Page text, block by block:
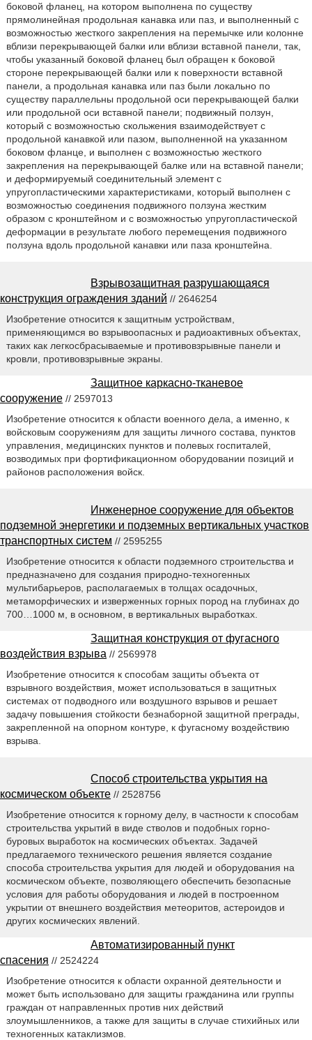
боковой фланец, на котором выполнена по существу
прямолинейная продольная канавка или паз, и выполненный с
возможностью жесткого закрепления на перемычке или колонне
вблизи перекрывающей балки или вблизи вставной панели, так,
чтобы указанный боковой фланец был обращен к боковой
стороне перекрывающей балки или к поверхности вставной
панели, а продольная канавка или паз были локально по
существу параллельны продольной оси перекрывающей балки
или продольной оси вставной панели; подвижный ползун,
который с возможностью скольжения взаимодействует с
продольной канавкой или пазом, выполненной на указанном
боковом фланце, и выполнен с возможностью жесткого
закрепления на перекрывающей балке или на вставной панели;
и деформируемый соединительный элемент с
упругопластическими характеристиками, который выполнен с
возможностью соединения подвижного ползуна жестким
образом с кронштейном и с возможностью упругопластической
деформации в результате любого перемещения подвижного
ползуна вдоль продольной канавки или паза кронштейна.
Взрывозащитная разрушающаяся
конструкция ограждения зданий // 2646254
Изобретение относится к защитным устройствам,
применяющимся во взрывоопасных и радиоактивных объектах,
таких как легкосбрасываемые и противовзрывные панели и
кровли, противовзрывные экраны.
Защитное каркасно-тканевое
сооружение // 2597013
Изобретение относится к области военного дела, а именно, к
войсковым сооружениям для защиты личного состава, пунктов
управления, медицинских пунктов и полевых госпиталей,
возводимых при фортификационном оборудовании позиций и
районов расположения войск.
Инженерное сооружение для объектов
подземной энергетики и подземных вертикальных участков
транспортных систем // 2595255
Изобретение относится к области подземного строительства и
предназначено для создания природно-техногенных
мультибарьеров, располагаемых в толщах осадочных,
метаморфических и изверженных горных пород на глубинах до
700…1000 м, в основном, в вертикальных выработках.
Защитная конструкция от фугасного
воздействия взрыва // 2569978
Изобретение относится к способам защиты объекта от
взрывного воздействия, может использоваться в защитных
системах от подводного или воздушного взрывов и решает
задачу повышения стойкости безнаборной защитной преграды,
закрепленной на опорном контуре, к фугасному воздействию
взрыва.
Способ строительства укрытия на
космическом объекте // 2528756
Изобретение относится к горному делу, в частности к способам
строительства укрытий в виде стволов и подобных горно-
буровых выработок на космических объектах. Задачей
предлагаемого технического решения является создание
способа строительства укрытия для людей и оборудования на
космическом объекте, позволяющего обеспечить безопасные
условия для работы оборудования и людей в построенном
укрытии от внешнего воздействия метеоритов, астероидов и
других космических явлений.
Автоматизированный пункт
спасения // 2524224
Изобретение относится к области охранной деятельности и
может быть использовано для защиты гражданина или группы
граждан от направленных против них действий
злоумышленников, а также для защиты в случае стихийных или
техногенных катаклизмов.